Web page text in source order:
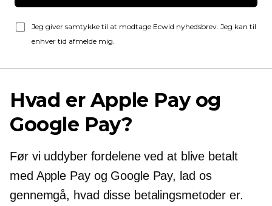
Jeg giver samtykke til at modtage Ecwid nyhedsbrev. Jeg kan til
enhver tid afmelde mig.
Hvad er Apple Pay og
Google Pay?
Før vi uddyber fordelene ved at blive betalt
med Apple Pay og Google Pay, lad os
gennemgå, hvad disse betalingsmetoder er.